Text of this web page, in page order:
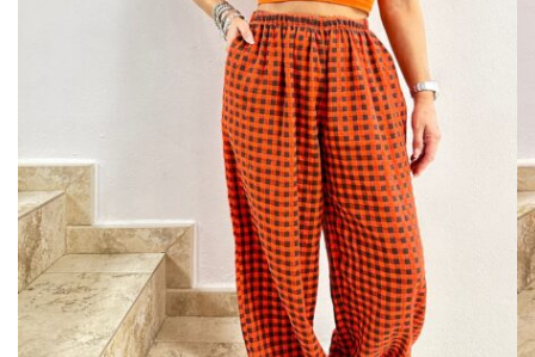
BISUTERIA
BOLSOS Y MONEDEROS
CALZADO
COMPLEMENTOS
TECNOLOGIA